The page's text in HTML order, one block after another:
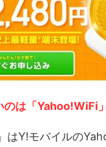
のは「Yahoo!WiFi」
はY!モバイルの